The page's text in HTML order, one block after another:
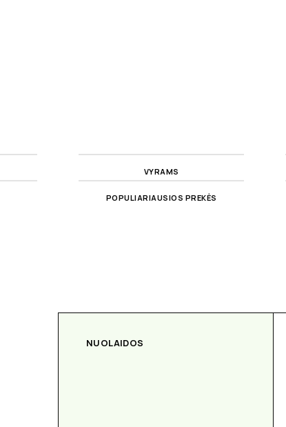
VYRAMS
POPULIARIAUSIOS PREKĖS
NUOLAIDOS